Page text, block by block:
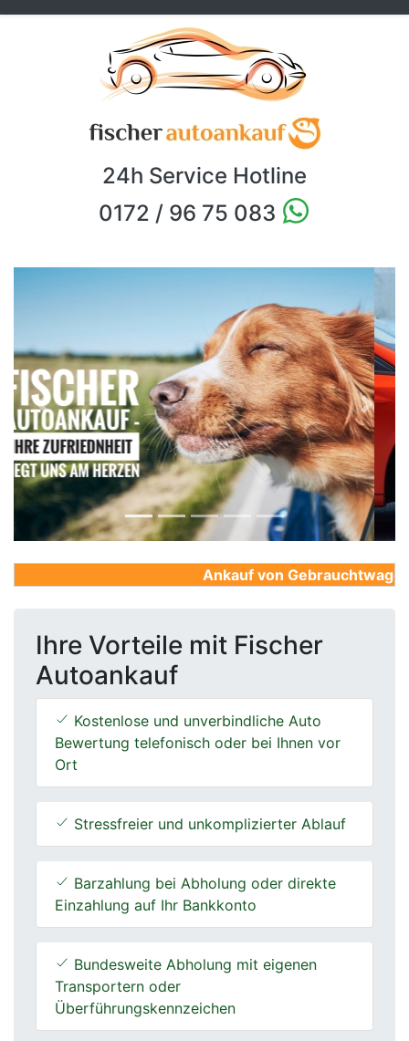
24h Service Hotline
0172 / 96 75 083
Previous Next
Ankauf von
Ihre Vorteile mit Fischer
Autoankauf
Kostenlose und unverbindliche Auto
Bewertung telefonisch oder bei Ihnen vor
Ort
Stressfreier und unkomplizierter Ablauf
Barzahlung bei Abholung oder direkte
Einzahlung auf Ihr Bankkonto
Bundesweite Abholung mit eigenen
Transportern oder
Überführungskennzeichen